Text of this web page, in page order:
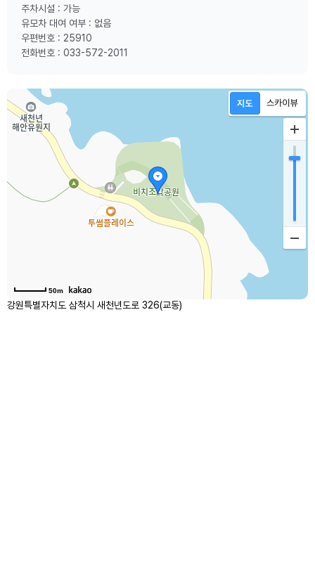
주차시설 : 가능
유모차 대여 여부 : 없음
우편번호 : 25910
전화번호 : 033-572-2011
50m
강원특별자치도 삼척시 새천년도로 326(교동)